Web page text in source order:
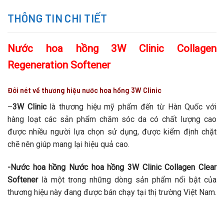
THÔNG TIN CHI TIẾT
Nước hoa hồng 3W Clinic Collagen
Regeneration Softener
Đôi nét về thương hiệu nước hoa hồng 3W Clinic
–3W Cliniclà thương hiệu mỹ phẩm đến từ Hàn Quốc với
hàng loạt các sản phẩm chăm sóc da có chất lượng cao
được nhiều người lựa chọn sử dụng, được kiểm định chặt
chẽ nên giúp mang lại hiệu quả cao.
-Nước hoa hồng Nước hoa hồng 3W Clinic Collagen Clear
Softenerlà một trong những dòng sản phẩm nổi bật của
thương hiệu này đang được bán chạy tại thị trường Việt Nam.